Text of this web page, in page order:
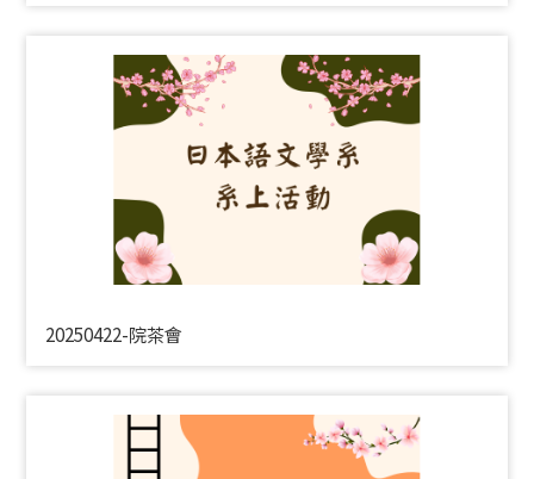
20250422-院茶會